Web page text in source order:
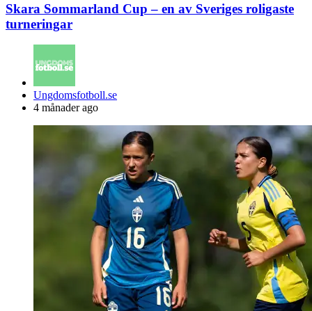
Skara Sommarland Cup – en av Sveriges roligaste
turneringar
Posted
by
Ungdomsfotboll.se
4 månader ago